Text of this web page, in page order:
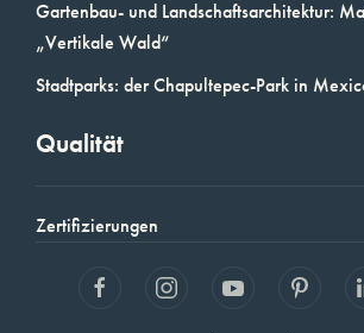
Gartenbau- und Landschaftsarchitektur:
„Vertikale Wald“
Stadtparks: der Chapultepec-Park in
Qualität
Zertifizierungen